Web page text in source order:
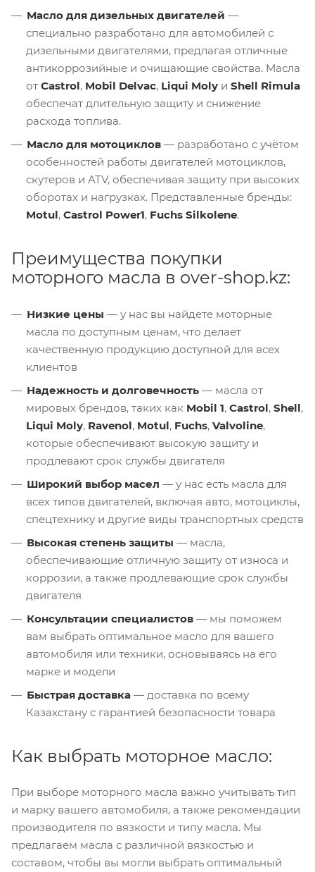
Масло для дизельных двигателей —
специально разработано для автомобилей с
дизельными двигателями, предлагая отличные
антикоррозийные и очищающие свойства. Масла
от Castrol, Mobil Delvac, Liqui Moly и Shell Rimula
обеспечат длительную защиту и снижение
расхода топлива.
Масло для мотоциклов — разработано с учётом
особенностей работы двигателей мотоциклов,
скутеров и ATV, обеспечивая защиту при высоких
оборотах и нагрузках. Представленные бренды:
Motul, Castrol Power1, Fuchs Silkolene.
Преимущества покупки
моторного масла в over-shop.kz:
Низкие цены — у нас вы найдете моторные
масла по доступным ценам, что делает
качественную продукцию доступной для всех
клиентов
Надежность и долговечность — масла от
мировых брендов, таких как Mobil 1, Castrol, Shell,
Liqui Moly, Ravenol, Motul, Fuchs, Valvoline,
которые обеспечивают высокую защиту и
продлевают срок службы двигателя
Широкий выбор масел — у нас есть масла для
всех типов двигателей, включая авто, мотоциклы,
спецтехнику и другие виды транспортных средств
Высокая степень защиты — масла,
обеспечивающие отличную защиту от износа и
коррозии, а также продлевающие срок службы
двигателя
Консультации специалистов — мы поможем
вам выбрать оптимальное масло для вашего
автомобиля или техники, основываясь на его
марке и модели
Быстрая доставка — доставка по всему
Казахстану с гарантией безопасности товара
Как выбрать моторное масло:
При выборе моторного масла важно учитывать тип
и марку вашего автомобиля, а также рекомендации
производителя по вязкости и типу масла. Мы
предлагаем масла с различной вязкостью и
составом, чтобы вы могли выбрать оптимальный